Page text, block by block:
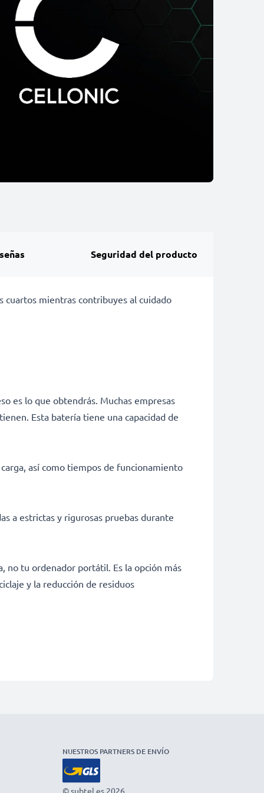
Seguridad del producto
cuartos mientras contribuyes al cuidado
es lo que obtendrás. Muchas empresas
Esta batería tiene una capacidad de
así como tiempos de funcionamiento
a estrictas y rigurosas pruebas durante
no tu ordenador portátil. Es la opción más
y la reducción de residuos
NUESTROS PARTNERS DE ENVÍO
© subtel.es 2026